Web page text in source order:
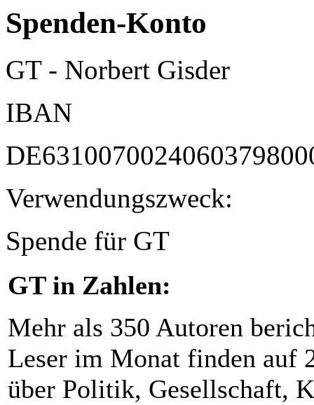
Spenden-Konto
GT - Norbert Gisder
IBAN
Verwendungszweck:
Spende für GT
GT in Zahlen:
Mehr als 350 Autoren
Leser im Monat finden auf
über Politik, Gesellschaft,